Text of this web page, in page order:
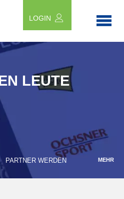
LOGIN
LEUTE
PARTNER WERDEN MEHR